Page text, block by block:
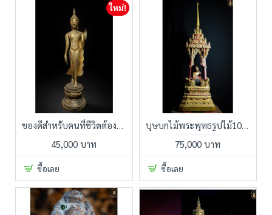
ใหม่!
ของดีสำหรับคนที่ชีวิตต้องก้าวหน้า
45,000 บาท
ซื้อเลย
บุษบกไม้พระพุทธรูปไม้100 ปี โบราณยุครัตนโกสินทร์
75,000 บาท
ซื้อเลย